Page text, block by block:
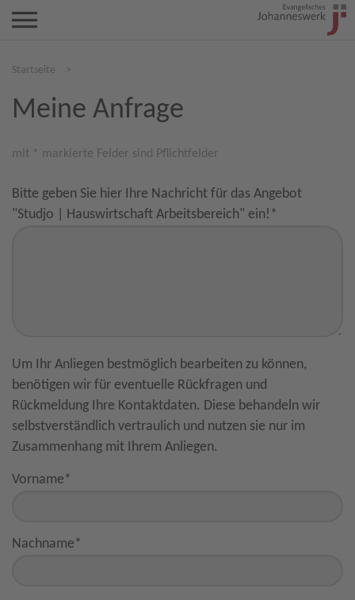
Startseite >
Meine Anfrage
mit * markierte Felder sind Pflichtfelder
Bitte geben Sie hier Ihre Nachricht für das Angebot
"Studjo | Hauswirtschaft Arbeitsbereich" ein! *
Um Ihr Anliegen bestmöglich bearbeiten zu können,
benötigen wir für eventuelle Rückfragen und
Rückmeldung Ihre Kontaktdaten. Diese behandeln wir
selbstverständlich vertraulich und nutzen sie nur im
Zusammenhang mit Ihrem Anliegen.
Vorname*
Nachname*